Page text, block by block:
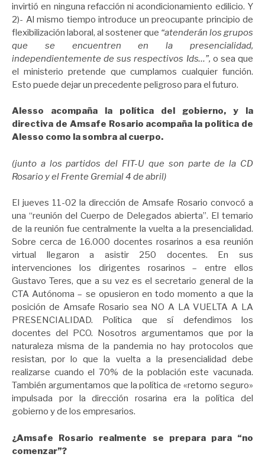
invirtió en ninguna refacción ni acondicionamiento edilicio. Y
2)- Al mismo tiempo introduce un preocupante principio de
flexibilización laboral, al sostener que “atenderán los grupos
que se encuentren en la presencialidad,
independientemente de sus respectivos Ids…”, o sea que
el ministerio pretende que cumplamos cualquier función.
Esto puede dejar un precedente peligroso para el futuro.
Alesso acompaña la política del gobierno, y la
directiva de Amsafe Rosario acompaña la política de
Alesso como la sombra al cuerpo.
(junto a los partidos del FIT-U que son parte de la CD
Rosario y el Frente Gremial 4 de abril)
El jueves 11-02 la dirección de Amsafe Rosario convocó a
una “reunión del Cuerpo de Delegados abierta”. El temario
de la reunión fue centralmente la vuelta a la presencialidad.
Sobre cerca de 16.000 docentes rosarinos a esa reunión
virtual llegaron a asistir 250 docentes. En sus
intervenciones los dirigentes rosarinos – entre ellos
Gustavo Teres, que a su vez es el secretario general de la
CTA Autónoma – se opusieron en todo momento a que la
posición de Amsafe Rosario sea NO A LA VUELTA A LA
PRESENCIALIDAD. Política que sí defendimos los
docentes del PCO. Nosotros argumentamos que por la
naturaleza misma de la pandemia no hay protocolos que
resistan, por lo que la vuelta a la presencialidad debe
realizarse cuando el 70% de la población este vacunada.
También argumentamos que la política de «retorno seguro»
impulsada por la dirección rosarina era la política del
gobierno y de los empresarios.
¿Amsafe Rosario realmente se prepara para “no
comenzar”?